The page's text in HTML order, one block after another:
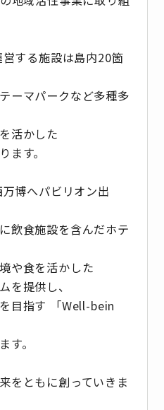
する施設は島内20箇
ーマパークなど多種多
活かした
ます。
博へパビリオン出
飲食施設を含んだホテ
や食を活かした
を提供し、
目指す 「Well-bein
す。
をともに創っていきま